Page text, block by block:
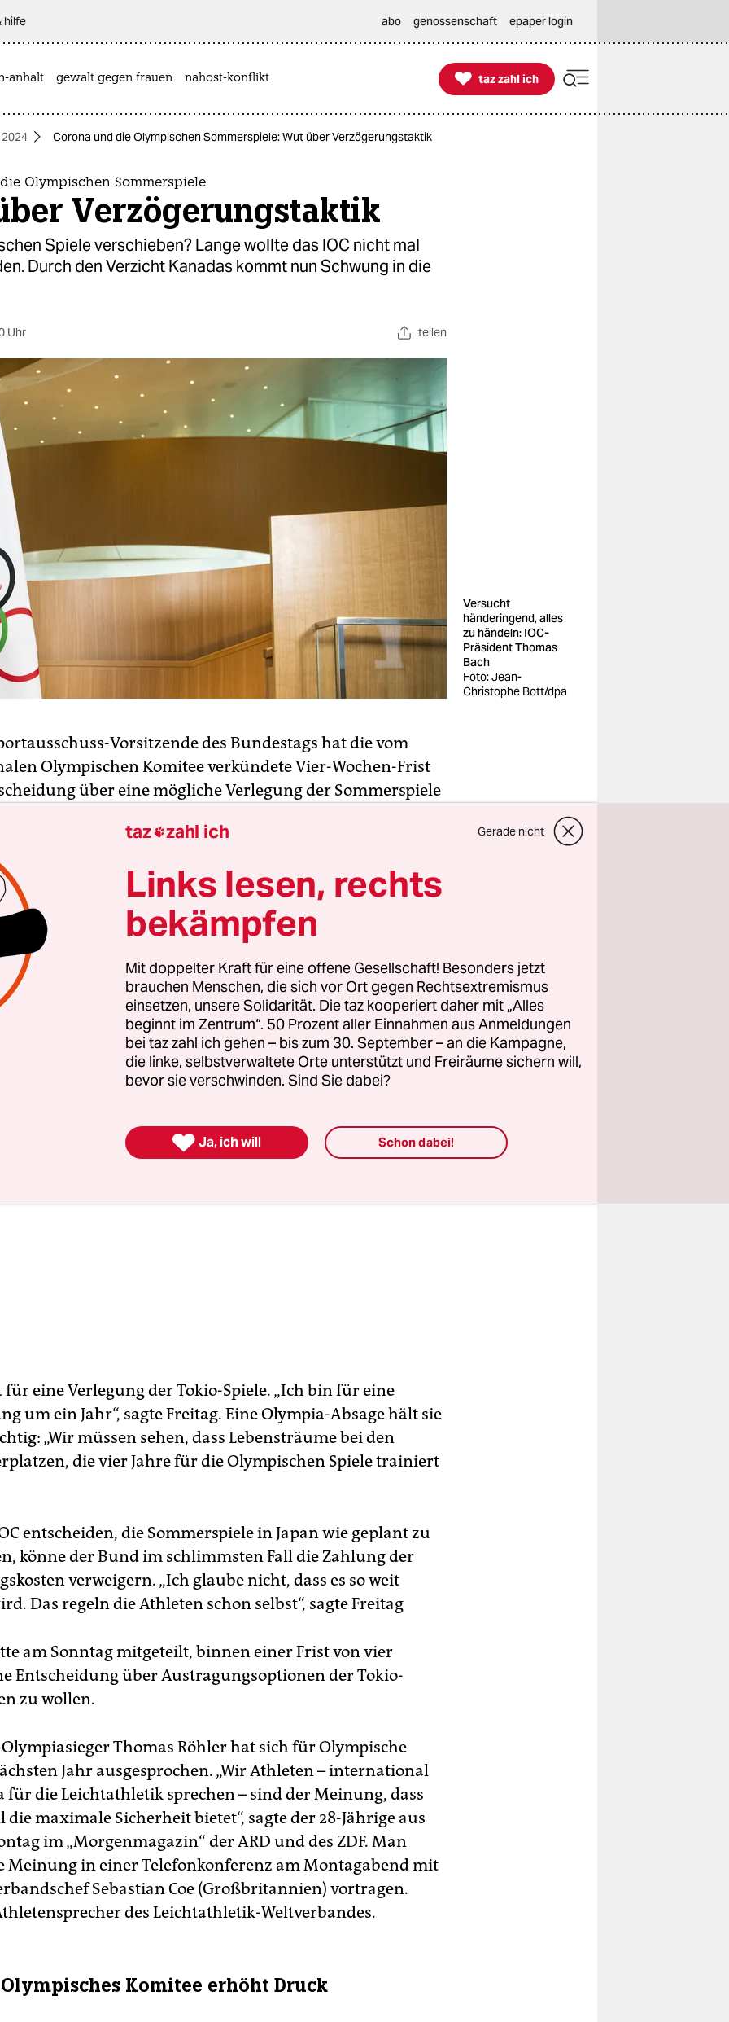
hilfe abo genossenschaft epaper login
anhalt gewalt gegen frauen nahost-konflikt 
taz zahl ich
taz zahl ich
Corona und die Olympischen Sommerspiele: Wut über Verzögerungstaktik
Olympischen Sommerspiele
Verzögerungstaktik
Spiele verschieben? Lange wollte das IOC nicht mal
Durch den Verzicht Kanadas kommt nun Schwung in die
Uhr teilen
Versucht
händeringend, alles
zu händeln: IOC-
Präsident Thomas
Bach
Foto: Jean-
Christophe Bott/dpa
Vorsitzende des Bundestags hat die vom
Olympischen Komitee verkündete Vier-Wochen-Frist
über eine mögliche Verlegung der Sommerspiele
Athletinnen und Athleten und angesichts der Lage auf
sagte Dagmar Freitag
produziere „einen massiven Vertrauensverlust“
eklatantes Führungsversagen“, sagte die SPD-Politikern.
laufen die Athleten davon. Das Produkt Olympia steht auf
Es werde höchste Zeit, dass IOC-Präsident Thomas Bach das
„Das IOC muss wissen: Wer nicht entscheidet, über
für eine Verlegung der Tokio-Spiele. „Ich bin für eine
um ein Jahr“, sagte Freitag. Eine Olympia-Absage hält sie
„Wir müssen sehen, dass Lebensträume bei den
die vier Jahre für die Olympischen Spiele trainiert
entscheiden, die Sommerspiele in Japan wie geplant zu
könne der Bund im schlimmsten Fall die Zahlung der
verweigern. „Ich glaube nicht, dass es so weit
Das regeln die Athleten schon selbst“, sagte Freitag
am Sonntag mitgeteilt, binnen einer Frist von vier
Entscheidung über Austragungsoptionen der Tokio-
zu wollen.
Thomas Röhler hat sich für Olympische
Jahr ausgesprochen. „Wir Athleten – international
für die Leichtathletik sprechen – sind der Meinung, dass
die maximale Sicherheit bietet“, sagte der 28-Jährige aus
im „Morgenmagazin“ der ARD und des ZDF. Man
Meinung in einer Telefonkonferenz am Montagabend mit
Sebastian Coe (Großbritannien) vortragen.
des Leichtathletik-Weltverbandes.
Komitee erhöht Druck
taz zahl ich Gerade nicht
Links lesen, rechts
bekämpfen
Mit doppelter Kraft für eine offene Gesellschaft! Besonders jetzt
brauchen Menschen, die sich vor Ort gegen Rechtsextremismus
einsetzen, unsere Solidarität. Die taz kooperiert daher mit „Alles
beginnt im Zentrum“. 50 Prozent aller Einnahmen aus Anmeldungen
bei taz zahl ich gehen – bis zum 30. September – an die Kampagne,
die linke, selbstverwaltete Orte unterstützt und Freiräume sichern will,
bevor sie verschwinden. Sind Sie dabei?
 Ja, ich will Schon dabei!